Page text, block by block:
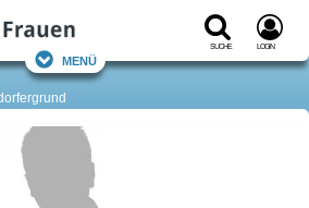
Suche Login
Menü